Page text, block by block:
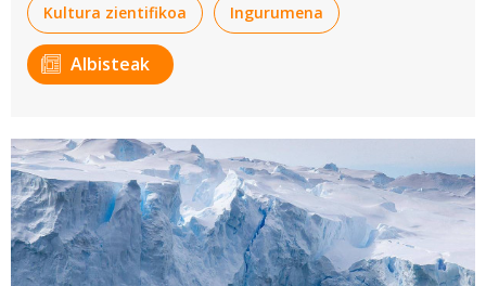
Kultura zientifikoa Ingurumena
Albisteak